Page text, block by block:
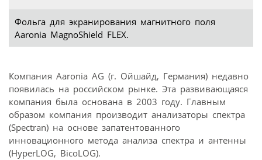
Фольга для экранирования магнитного поля
Aaronia MagnoShield FLEX.
Компания Aaronia AG (г. Ойшайд, Германия) недавно
появилась на российском рынке. Эта развивающаяся
компания была основана в 2003 году. Главным
образом компания производит анализаторы спектра
(Spectran) на основе запатентованного
инновационного метода анализа спектра и антенны
(HyperLOG, BicoLOG).